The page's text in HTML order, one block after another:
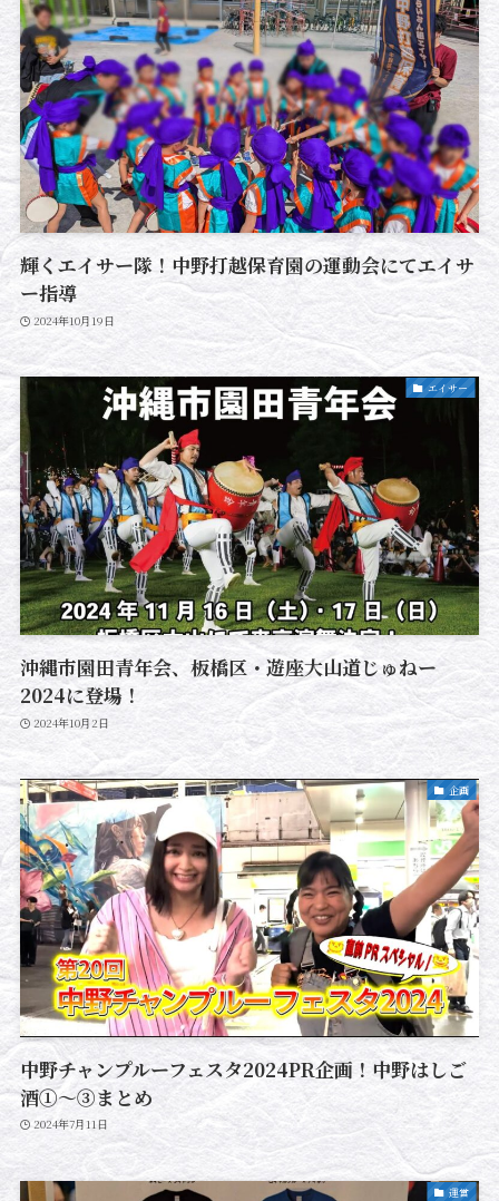
輝く️エイサー隊！中野打越保育園の運動会にてエイサ
ー指導
2024年10月19日
エイサー
沖縄市園田青年会、板橋区・遊座大山道じゅねー
2024に登場！
2024年10月2日
企画
中野チャンプルーフェスタ2024PR企画！中野はしご
酒①～③まとめ
2024年7月11日
運営